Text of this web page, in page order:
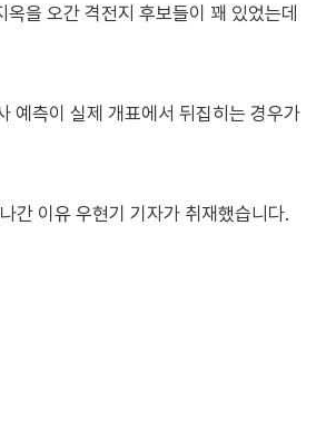
옥을 오간 격전지 후보들이 꽤 있었는데
예측이 실제 개표에서 뒤집히는 경우가
간 이유 우현기 기자가 취재했습니다.